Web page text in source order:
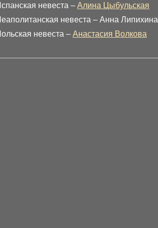
невеста – Алина Цыбульская
невеста – Анна Липихина
невеста – Анастасия Волкова